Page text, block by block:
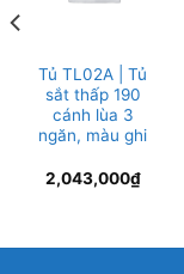
Tủ TL02A | Tủ
sắt thấp 190
cánh lùa 3
ngăn, màu ghi
2,043,000₫